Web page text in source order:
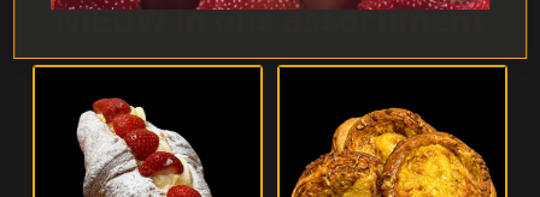
NIEUW in ons assortiment